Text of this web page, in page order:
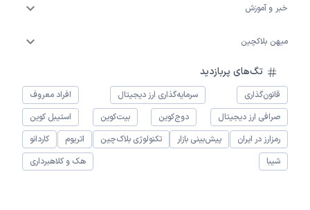
خبر و آموزش
میهن بلاکچین
تگ‌های پربازدید
قانون‌گذاری سرمایه‌گذاری ارز دیجیتال
افراد معروف
صرافی ارز دیجیتال
دوج‌کوین بیت‌کوین
استیبل کوین
رمزارز در ایران
پیش‌بینی بازار تکنولوژی بلاک‌چین اتریوم
کاردانو
شیبا
هک و کلاهبرداری